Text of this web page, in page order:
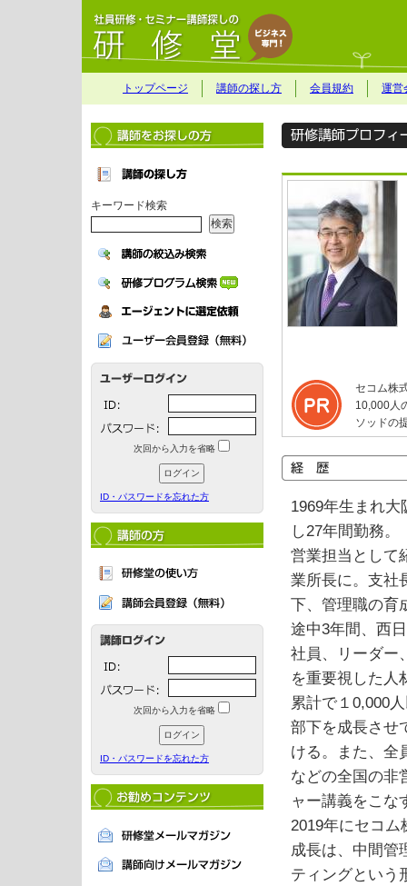
トップページ 講師の探し方 会員規約 運営
キーワード検索
次回から入力を省略
ID・パスワードを忘れた方
次回から入力を省略
ID・パスワードを忘れた方
セコム株
10,000人
ソッドの
1969年生まれ
し27年間勤務。
営業担当として
業所長に。支社
下、管理職の育
途中3年間、西
社員、リーダー
を重要視した人
累計で１0,000
部下を成長させ
ける。また、全
などの全国の非
ャー講義をこな
2019年にセコ
成長は、中間管
ティングという